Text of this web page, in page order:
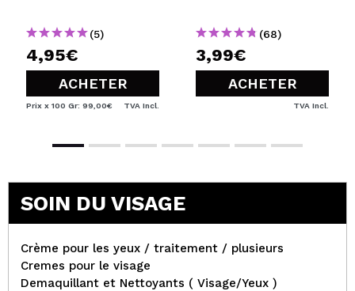
(5)
4,95€
ACHETER
Prix x 100 Gr: 99,00€ TVA Incl.
(68)
3,99€
ACHETER
TVA Incl.
SOIN DU VISAGE
Crème pour les yeux / traitement / plusieurs
Cremes pour le visage
Demaquillant et Nettoyants ( Visage/Yeux )